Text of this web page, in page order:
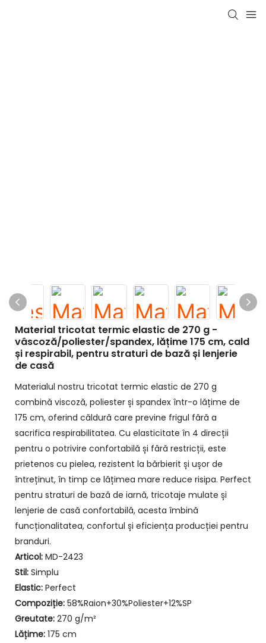
Material tricotat termic elastic de 270 g -
vâscoză/poliester/spandex, lățime 175 cm, cald
și respirabil, pentru straturi de bază și lenjerie
de casă
Materialul nostru tricotat termic elastic de 270 g
combină viscoză, poliester și spandex într-o lățime de
175 cm, oferind căldură care previne frigul fără a
sacrifica respirabilitatea. Cu elasticitate în 4 direcții
pentru o potrivire confortabilă și fără restricții, este
prietenos cu pielea, rezistent la bărbierit și ușor de
întreținut, în timp ce lățimea mare reduce risipa. Perfect
pentru straturi de bază de iarnă, tricotaje mulate și
lenjerie de casă confortabilă, acesta îmbină
funcționalitatea, confortul și eficiența producției pentru
branduri.
Articol: MD-2423
Stil: Simplu
Elastic: Perfect
Compoziție: 58%Raion+30%Poliester+12%SP
Greutate: 270 g/m²
Lățime: 175 cm